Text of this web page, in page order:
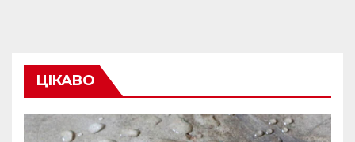
ЦІКАВО